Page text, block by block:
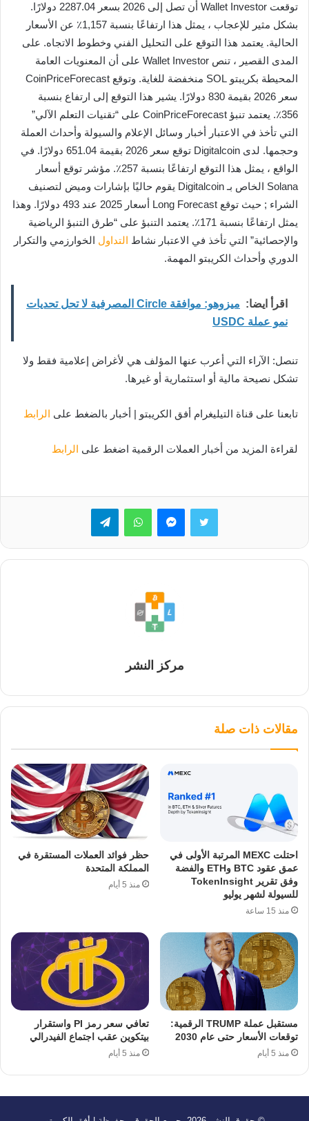
توقعت Wallet Investor أن تصل إلى 2026 بسعر 2287.04 دولارًا.
بشكل مثير للإعجاب ، يمثل هذا ارتفاعًا بنسبة 1,157٪ عن الأسعار
الحالية. يعتمد هذا التوقع على التحليل الفني وخطوط الاتجاه. على
المدى القصير ، تنص Wallet Investor على أن المعنويات العامة
المحيطة بكريبتو SOL منخفضة للغاية. وتوقع CoinPriceForecast
سعر 2026 بقيمة 830 دولارًا. يشير هذا التوقع إلى ارتفاع بنسبة
356٪. يعتمد تنبؤ CoinPriceForecast على “تقنيات التعلم الآلي”
التي تأخذ في الاعتبار أخبار وسائل الإعلام والسيولة وأحداث العملة
وحجمها. لدى Digitalcoin توقع سعر 2026 بقيمة 651.04 دولارًا. في
الواقع ، يمثل هذا التوقع ارتفاعًا بنسبة 257٪. مؤشر توقع أسعار
Solana الخاص بـ Digitalcoin يقوم حاليًا بإشارات وميض لتصنيف
الشراء ; حيث توقع Long Forecast أسعار 2025 عند 493 دولارًا. وهذا
يمثل ارتفاعًا بنسبة 171٪. يعتمد التنبؤ على “طرق التنبؤ الرياضية
والإحصائية” التي تأخذ في الاعتبار نشاط التداول الخوارزمي والتكرار
الدوري وأحداث الكريبتو المهمة.
اقرأ ايضا:
ميزوهو: موافقة Circle المصرفية لا تحل تحديات
نمو عملة USDC
تنصل: الآراء التي أعرب عنها المؤلف هي لأغراض إعلامية فقط ولا
تشكل نصيحة مالية أو استثمارية أو غيرها.
تابعنا على قناة التيليغرام أفق الكريبتو | أخبار بالضغط على الرابط
لقراءة المزيد من أخبار العملات الرقمية اضغط على الرابط
تويتر ماسنجرواتساب تيلقرام
مركز النشر
مقالات ذات صلة
احتلت MEXC المرتبة الأولى في
عمق عقود BTC وETH والفضة
وفق تقرير TokenInsight
للسيولة لشهر يوليو
منذ 15 ساعة
حظر فوائد العملات المستقرة في
المملكة المتحدة
منذ 5 أيام
مستقبل عملة TRUMP الرقمية:
توقعات الأسعار حتى عام 2030
منذ 5 أيام
تعافي سعر رمز PI واستقرار
بيتكوين عقب اجتماع الفيدرالي
منذ 5 أيام